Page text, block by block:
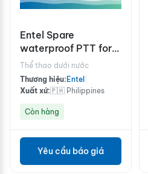
Entel Spare
waterproof PTT for
CXR accessories
Thể thao dưới nước
Thương hiệu: Entel
Xuất xứ:🇵🇭 Philippines
Còn hàng
Yêu cầu báo giá